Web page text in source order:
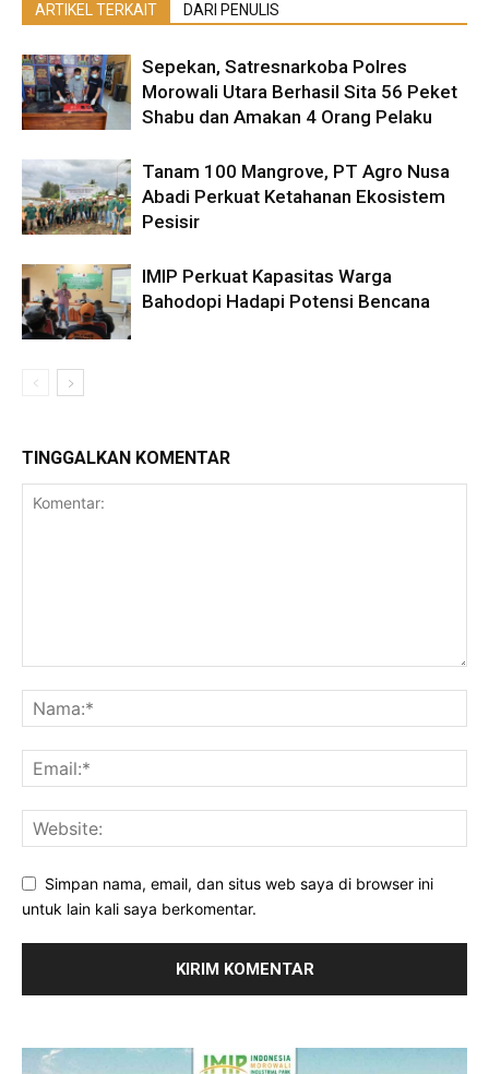
ARTIKEL TERKAIT DARI PENULIS
Sepekan, Satresnarkoba Polres
Morowali Utara Berhasil Sita 56 Peket
Shabu dan Amakan 4 Orang Pelaku
Tanam 100 Mangrove, PT Agro Nusa
Abadi Perkuat Ketahanan Ekosistem
Pesisir
IMIP Perkuat Kapasitas Warga
Bahodopi Hadapi Potensi Bencana
TINGGALKAN KOMENTAR
Simpan nama, email, dan situs web saya di browser ini
untuk lain kali saya berkomentar.